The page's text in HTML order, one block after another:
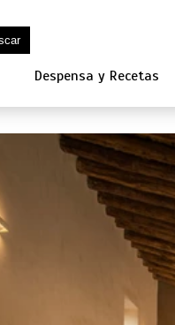
Despensa y Recetas